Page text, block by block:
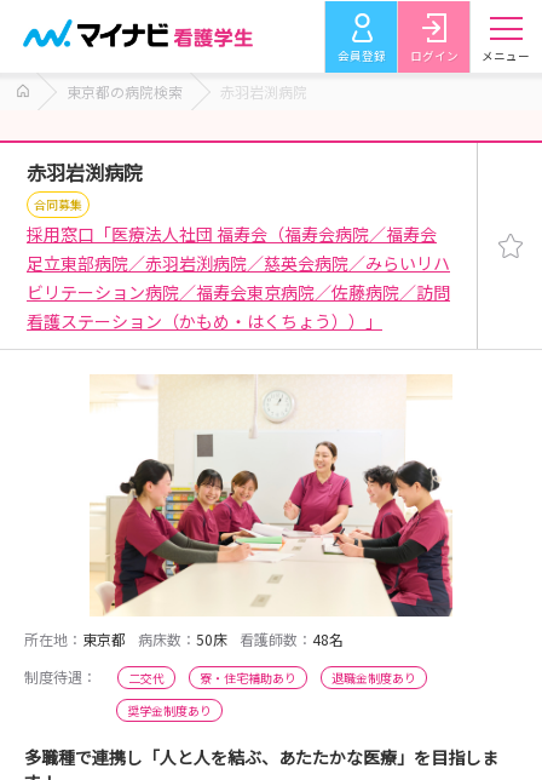
会員登録 ログイン メニュー
東京都の病院検索 赤羽岩渕病院
赤羽岩渕病院
合同募集
採用窓口「医療法人社団 福寿会（福寿会病院／福寿会
足立東部病院／赤羽岩渕病院／慈英会病院／みらいリハ
ビリテーション病院／福寿会東京病院／佐藤病院／訪問
看護ステーション（かもめ・はくちょう））」
所在地： 東京都 病床数： 50床 看護師数： 48名
制度待遇：
二交代 寮・住宅補助あり
退職金制度あり
奨学金制度あり
多職種で連携し「人と人を結ぶ、あたたかな医療」を目指しま